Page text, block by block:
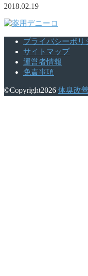
2018.02.19
プライバシーポリ
サイトマップ
運営者情報
免責事項
©Copyright2026 体臭改